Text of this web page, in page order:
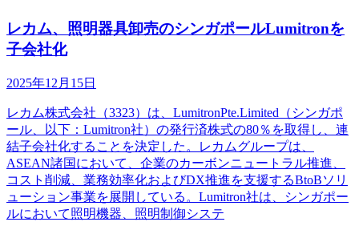
レカム、照明器具卸売のシンガポールLumitronを
子会社化
2025年12月15日
レカム株式会社（3323）は、LumitronPte.Limited（シンガポ
ール、以下：Lumitron社）の発行済株式の80％を取得し、連
結子会社化することを決定した。レカムグループは、
ASEAN諸国において、企業のカーボンニュートラル推進、
コスト削減、業務効率化およびDX推進を支援するBtoBソリ
ューション事業を展開している。Lumitron社は、シンガポー
ルにおいて照明機器、照明制御システ